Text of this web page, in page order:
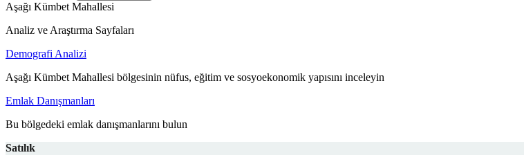
Aşağı Kümbet Mahallesi
Analiz ve Araştırma Sayfaları
Demografi Analizi
Aşağı Kümbet Mahallesi bölgesinin nüfus, eğitim ve sosyoekonomik yapısını inceleyin
Emlak Danışmanları
Bu bölgedeki emlak danışmanlarını bulun
Satılık